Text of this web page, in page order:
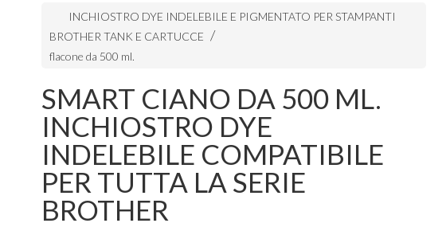
INCHIOSTRO DYE INDELEBILE E PIGMENTATO PER STAMPANTI
BROTHER TANK E CARTUCCE
flacone da 500 ml.
SMART CIANO DA 500 ML.
INCHIOSTRO DYE
INDELEBILE COMPATIBILE
PER TUTTA LA SERIE
BROTHER